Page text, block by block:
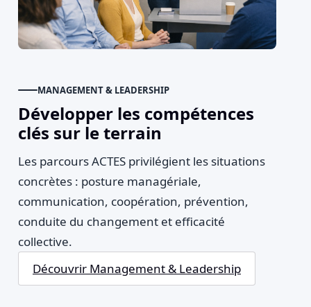
MANAGEMENT & LEADERSHIP
Développer les compétences
clés sur le terrain
Les parcours ACTES privilégient les situations
concrètes : posture managériale,
communication, coopération, prévention,
conduite du changement et efficacité
collective.
Découvrir Management & Leadership